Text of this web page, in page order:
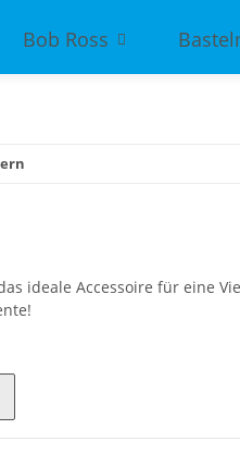
Bob Ross
ideale Accessoire für eine